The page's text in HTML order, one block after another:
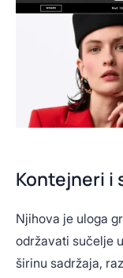
Kontejneri i
Njihova je uloga
održavati sučelje
širinu sadržaja,